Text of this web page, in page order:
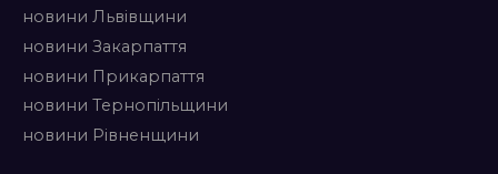
новини Львівщини
новини Закарпаття
новини Прикарпаття
новини Тернопільщини
новини Рівненщини